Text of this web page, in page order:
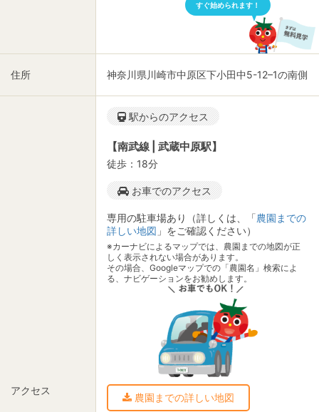
すぐ始められます！
住所 神奈川県川崎市中原区下小田中5-12–1の南側
アクセス
駅からのアクセス
【南武線 | 武蔵中原駅】
徒歩：18分
お車でのアクセス
専用の駐車場あり（詳しくは、「農園までの
詳しい地図 」をご確認ください）
※カーナビによるマップでは、農園までの地図が正
しく表示されない場合があります。
その場合、Googleマップでの「農園名」検索によ
る、ナビゲーションをお勧めします。
農園までの詳しい地図